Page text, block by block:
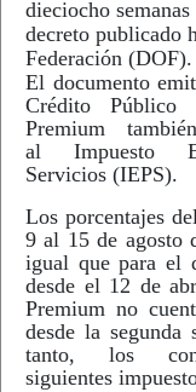
dieciocho
decreto publicado
Federación (DOF).
El documento
Crédito Público
Premium
al Impuesto
Servicios (IEPS).
Los porcentajes
9 al 15 de agosto
igual que para el
desde el 12 de
Premium no
desde la
tanto, los
siguientes